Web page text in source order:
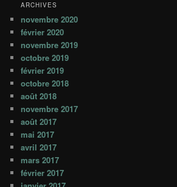
ARCHIVES
novembre 2020
février 2020
novembre 2019
octobre 2019
février 2019
octobre 2018
août 2018
novembre 2017
août 2017
mai 2017
avril 2017
mars 2017
février 2017